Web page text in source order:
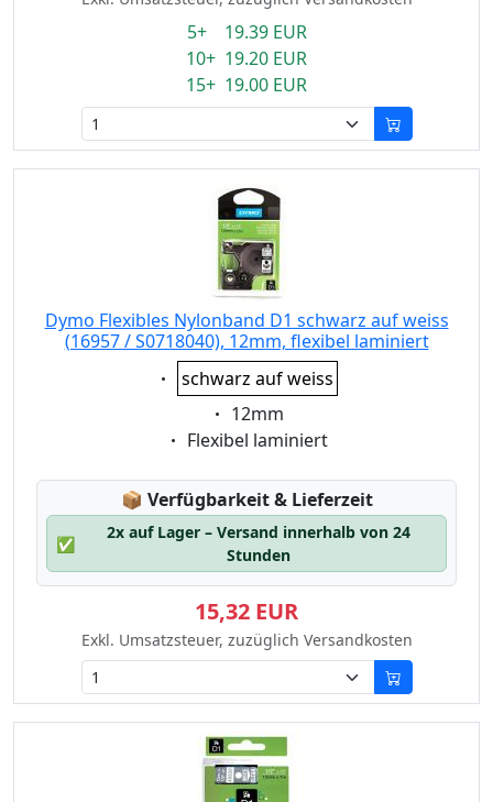
5+ 19.39 EUR
10+ 19.20 EUR
15+ 19.00 EUR
Dymo Flexibles Nylonband D1 schwarz auf weiss
(16957 / S0718040), 12mm, flexibel laminiert
Eigenschaft:
schwarz auf weiss
Eigenschaft:
12mm
Eigenschaft:
Flexibel laminiert
📦 Lagerstatus:
Verfügbarkeit & Lieferzeit
✅
2x auf Lager – Versand innerhalb von 24
Stunden
15,32 EUR
Exkl. Umsatzsteuer, zuzüglich Versandkosten